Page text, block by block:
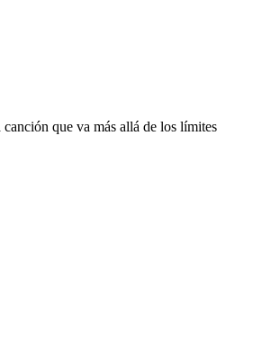
que va más allá de los límites